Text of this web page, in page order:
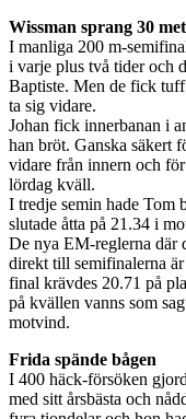
Wissman sprang 30
I manliga 200 m-
i varje plus två tider och
Baptiste. Men de fick tuff
ta sig vidare.
Johan fick innerbanan i
han bröt. Ganska säkert
vidare från innern och
lördag kväll.
I tredje semin hade Tom
slutade åtta på 21.34 i
De nya EM-reglerna där
direkt till semifinalerna
final krävdes 20.71 på
på kvällen vanns som
motvind.
Frida spände bågen
I 400 häck-försöken
med sitt årsbästa och